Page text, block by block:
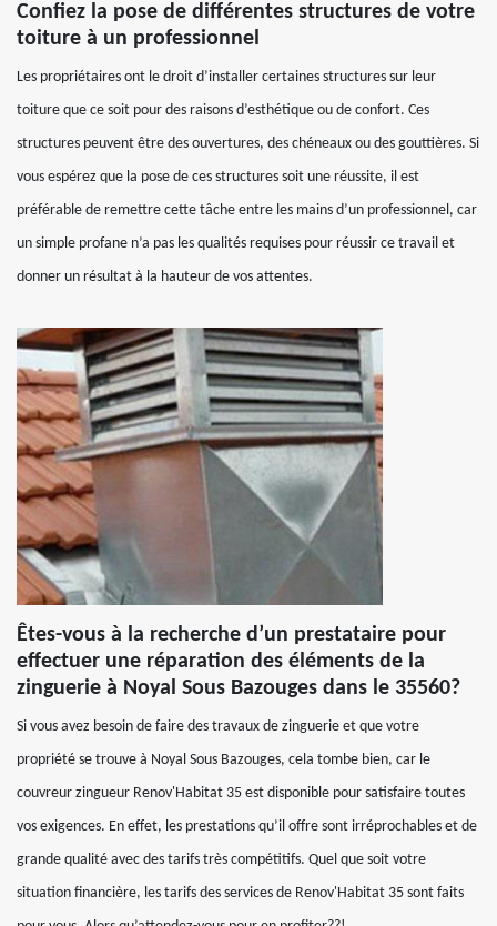
Confiez la pose de différentes structures de votre
toiture à un professionnel
Les propriétaires ont le droit d’installer certaines structures sur leur
toiture que ce soit pour des raisons d’esthétique ou de confort. Ces
structures peuvent être des ouvertures, des chéneaux ou des gouttières. Si
vous espérez que la pose de ces structures soit une réussite, il est
préférable de remettre cette tâche entre les mains d’un professionnel, car
un simple profane n’a pas les qualités requises pour réussir ce travail et
donner un résultat à la hauteur de vos attentes.
Êtes-vous à la recherche d’un prestataire pour
effectuer une réparation des éléments de la
zinguerie à Noyal Sous Bazouges dans le 35560?
Si vous avez besoin de faire des travaux de zinguerie et que votre
propriété se trouve à Noyal Sous Bazouges, cela tombe bien, car le
couvreur zingueur Renov'Habitat 35 est disponible pour satisfaire toutes
vos exigences. En effet, les prestations qu’il offre sont irréprochables et de
grande qualité avec des tarifs très compétitifs. Quel que soit votre
situation financière, les tarifs des services de Renov'Habitat 35 sont faits